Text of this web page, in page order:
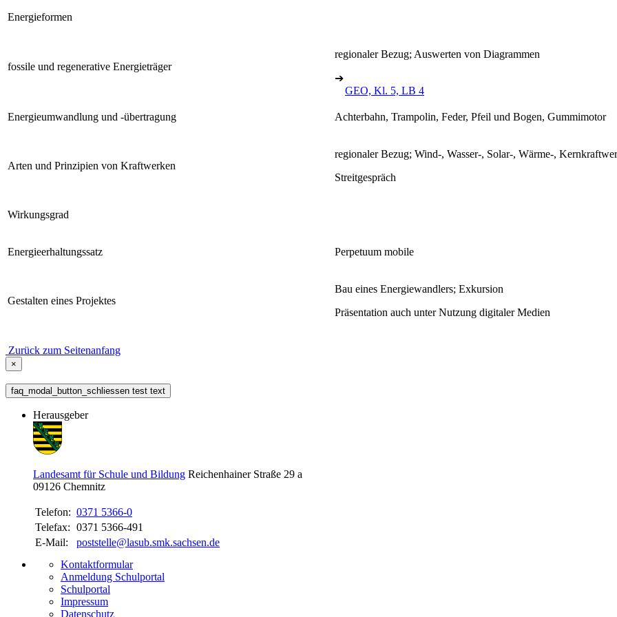
Energieformen
fossile und regenerative Energieträger
regionaler Bezug; Auswerten von Diagrammen
➔
GEO, Kl. 5, LB 4
Energieumwandlung und -übertragung Achterbahn, Trampolin, Feder, Pfeil und Bogen, Gummimotor
Arten und Prinzipien von Kraftwerken
regionaler Bezug; Wind-, Wasser-, Solar-, Wärme-,
Streitgespräch
Wirkungsgrad
Energieerhaltungssatz Perpetuum mobile
Gestalten eines Projektes
Bau eines Energiewandlers; Exkursion
Präsentation auch unter Nutzung digitaler Medien
Zurück zum Seitenanfang
×
faq_modal_button_schliessen test text
Herausgeber
Landesamt für Schule und Bildung Reichenhainer Straße 29 a
09126 Chemnitz
Telefon: 0371 5366-0
Telefax: 0371 5366-491
E-Mail:
poststelle@lasub.smk.sachsen.de
Kontaktformular
Anmeldung Schulportal
Schulportal
Impressum
Datenschutz